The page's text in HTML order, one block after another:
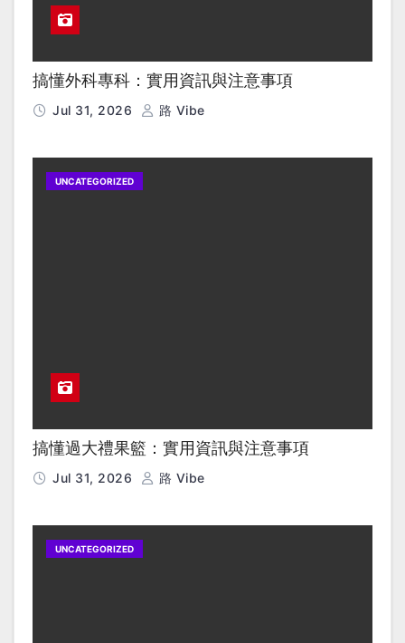
搞懂外科專科：實用資訊與注意事項
Jul 31, 2026 路 Vibe
UNCATEGORIZED
搞懂過大禮果籃：實用資訊與注意事項
Jul 31, 2026 路 Vibe
UNCATEGORIZED